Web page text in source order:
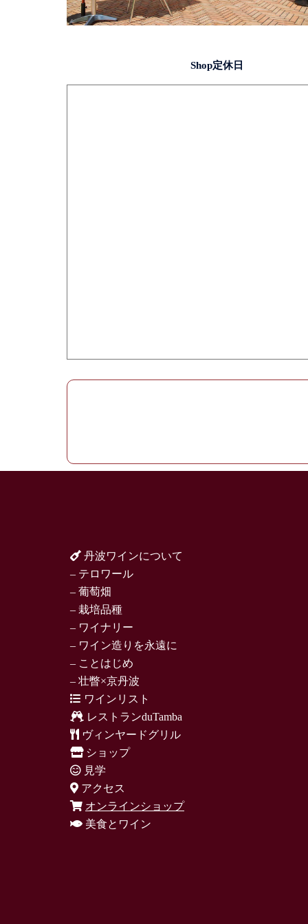
Shop定休日
丹波ワインについて
– テロワール
– 葡萄畑
– 栽培品種
– ワイナリー
– ワイン造りを永遠に
– ことはじめ
– 壮瞥×京丹波
ワインリスト
レストランduTamba
ヴィンヤードグリル
ショップ
見学
アクセス
オンラインショップ
美食とワイン